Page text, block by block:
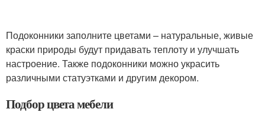
Подоконники заполните цветами – натуральные, живые
краски природы будут придавать теплоту и улучшать
настроение. Также подоконники можно украсить
различными статуэтками и другим декором.
Подбор цвета мебели